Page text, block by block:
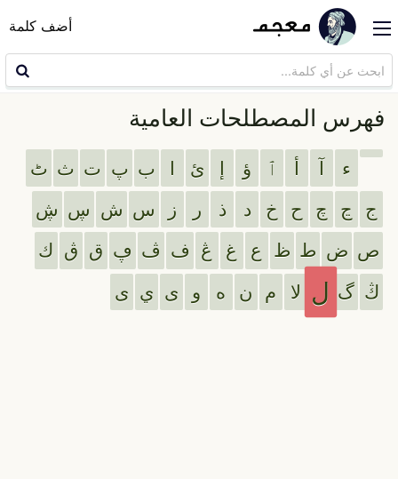
أضف كلمة
فهرس المصطلحات العامية
ء آ أ ٱ ؤ إ ئ ا ب پ ت ث ٹ
ج
ڃ چ ح خ د ذ ر ز س ش ڛ ڜ
ص ض ط ظ ع غ ڠ ف ڤ ڥ ق ڨ ك
ڭ گ ل ﻻ م ن ه و ى ي ی